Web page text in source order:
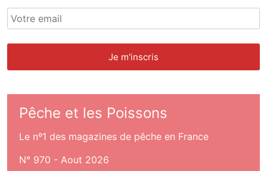
Pêche et les Poissons
Le nº1 des magazines de pêche en France
N° 970 - Aout 2026